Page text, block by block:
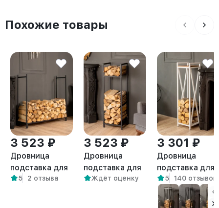
Похожие товары
3 523 ₽
Дровница
подставка для
дров лофт
5 2 отзыва
3 523 ₽
Дровница
подставка для
дров лофт
Ждёт оценку
3 301 ₽
Дровница
подставка для
дров с полкой
лофт Тонто
белый/
5 140 отзывов